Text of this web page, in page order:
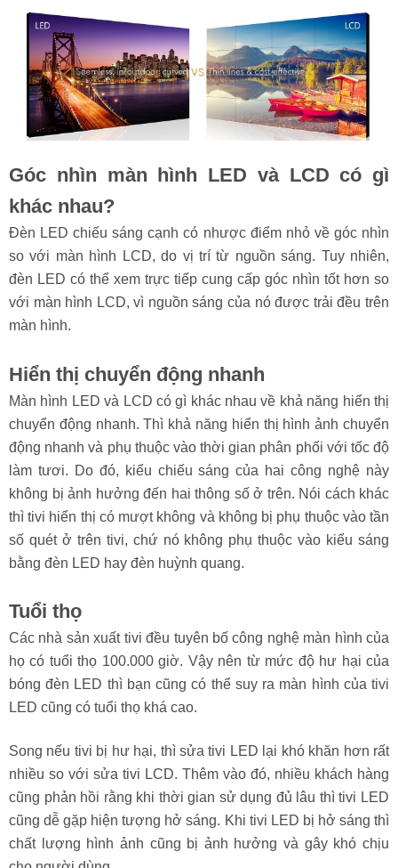
Góc nhìn màn hình LED và LCD có gì
khác nhau?
Đèn LED chiếu sáng cạnh có nhược điểm nhỏ về góc nhìn
so với màn hình LCD, do vị trí từ nguồn sáng. Tuy nhiên,
đèn LED có thể xem trực tiếp cung cấp góc nhìn tốt hơn so
với màn hình LCD, vì nguồn sáng của nó được trải đều trên
màn hình.
Hiển thị chuyển động nhanh
Màn hình LED và LCD có gì khác nhau về khả năng hiển thị
chuyển động nhanh. Thì khả năng hiển thị hình ảnh chuyển
động nhanh và phụ thuộc vào thời gian phân phối với tốc độ
làm tươi. Do đó, kiểu chiếu sáng của hai công nghệ này
không bị ảnh hưởng đến hai thông số ở trên. Nói cách khác
thì tivi hiển thị có mượt không và không bị phụ thuộc vào tần
số quét ở trên tivi, chứ nó không phụ thuộc vào kiểu sáng
bằng đèn LED hay đèn huỳnh quang.
Tuổi thọ
Các nhà sản xuất tivi đều tuyên bố công nghệ màn hình của
họ có tuổi thọ 100.000 giờ. Vậy nên từ mức độ hư hại của
bóng đèn LED thì bạn cũng có thể suy ra màn hình của tivi
LED cũng có tuổi thọ khá cao.
Song nếu tivi bị hư hại, thì sửa tivi LED lại khó khăn hơn rất
nhiều so với sửa tivi LCD. Thêm vào đó, nhiều khách hàng
cũng phản hồi rằng khi thời gian sử dụng đủ lâu thì tivi LED
cũng dễ gặp hiện tượng hở sáng. Khi tivi LED bị hở sáng thì
chất lượng hình ảnh cũng bị ảnh hưởng và gây khó chịu